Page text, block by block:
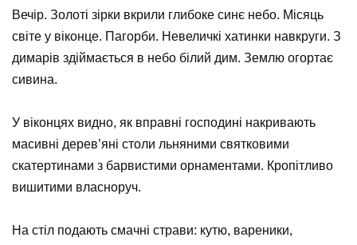
Вечір. Золоті зірки вкрили глибоке синє небо. Місяць
світе у віконце. Пагорби. Невеличкі хатинки навкруги. З
димарів здіймається в небо білий дим. Землю огортає
сивина.
У віконцях видно, як вправні господині накривають
масивні дерев’яні столи льняними святковими
скатертинами з барвистими орнаментами. Кропітливо
вишитими власноруч.
На стіл подають смачні страви: кутю, вареники,